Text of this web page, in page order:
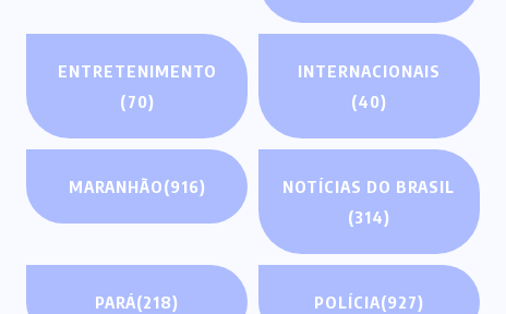
ENTRETENIMENTO
(70)
INTERNACIONAIS
(40)
MARANHÃO(916)
NOTÍCIAS DO BRASIL
(314)
PARÁ(218) POLÍCIA(927)